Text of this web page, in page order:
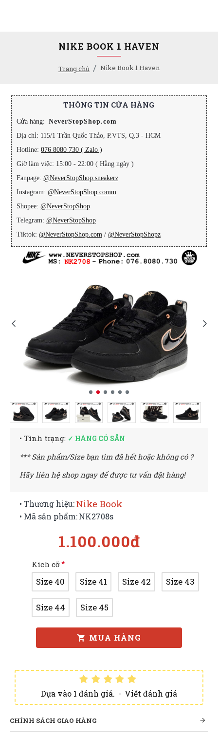
Trang chủ Nike Book 1 Haven
NIKE BOOK 1 HAVEN
THÔNG TIN CỬA HÀNG
Cửa hàng: NeverStopShop.com
Địa chỉ: 115/1 Trần Quốc Thảo, P.VTS, Q.3 - HCM
Hotline: 076 8080 730 ( Zalo )
Giờ làm việc: 15:00 - 22:00 ( Hằng ngày )
Fanpage: @NeverStopShop.sneakerz
Instagram: @NeverStopShop.comm
Shopee: @NeverStopShop
Telegram: @NeverStopShop
Tiktok: @NeverStopShop.com / @NeverStopShopz
• Tình trạng: ✓ HÀNG CÓ SẴN
*** Sản phẩm/Size bạn tìm đã hết hoặc không có ?
Hãy liên hệ shop ngay để được tư vấn đặt hàng!
Dựa vào 1 đánh giá. - Viết đánh giá
1.100.000đ
• Thương hiệu:Nike Book
• Mã sản phẩm:NK2708s
Kích cỡ
Size 40 Size 41 Size 42 Size 43
Size 44 Size 45
MUA HÀNG
CHÍNH SÁCH GIAO HÀNG